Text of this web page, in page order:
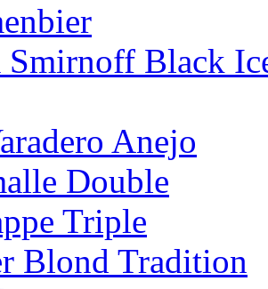
Smirnoff Black
Anejo
Double
Triple
Blond Tradition